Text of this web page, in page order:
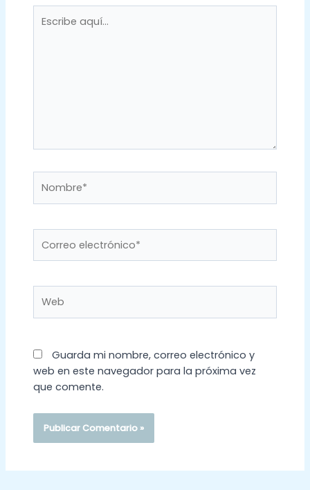
aquí...
electrónico*
Guarda mi nombre, correo electrónico y
web en este navegador para la próxima vez
que comente.